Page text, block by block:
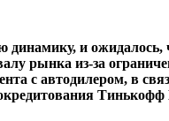
и
рынка из-за
с автодилером, в